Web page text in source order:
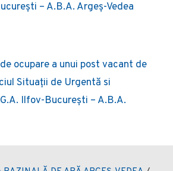
– A.B.A. Argeș-Vedea
ocupare a unui post vacant de
Situații de Urgentă si
Ilfov-București – A.B.A.